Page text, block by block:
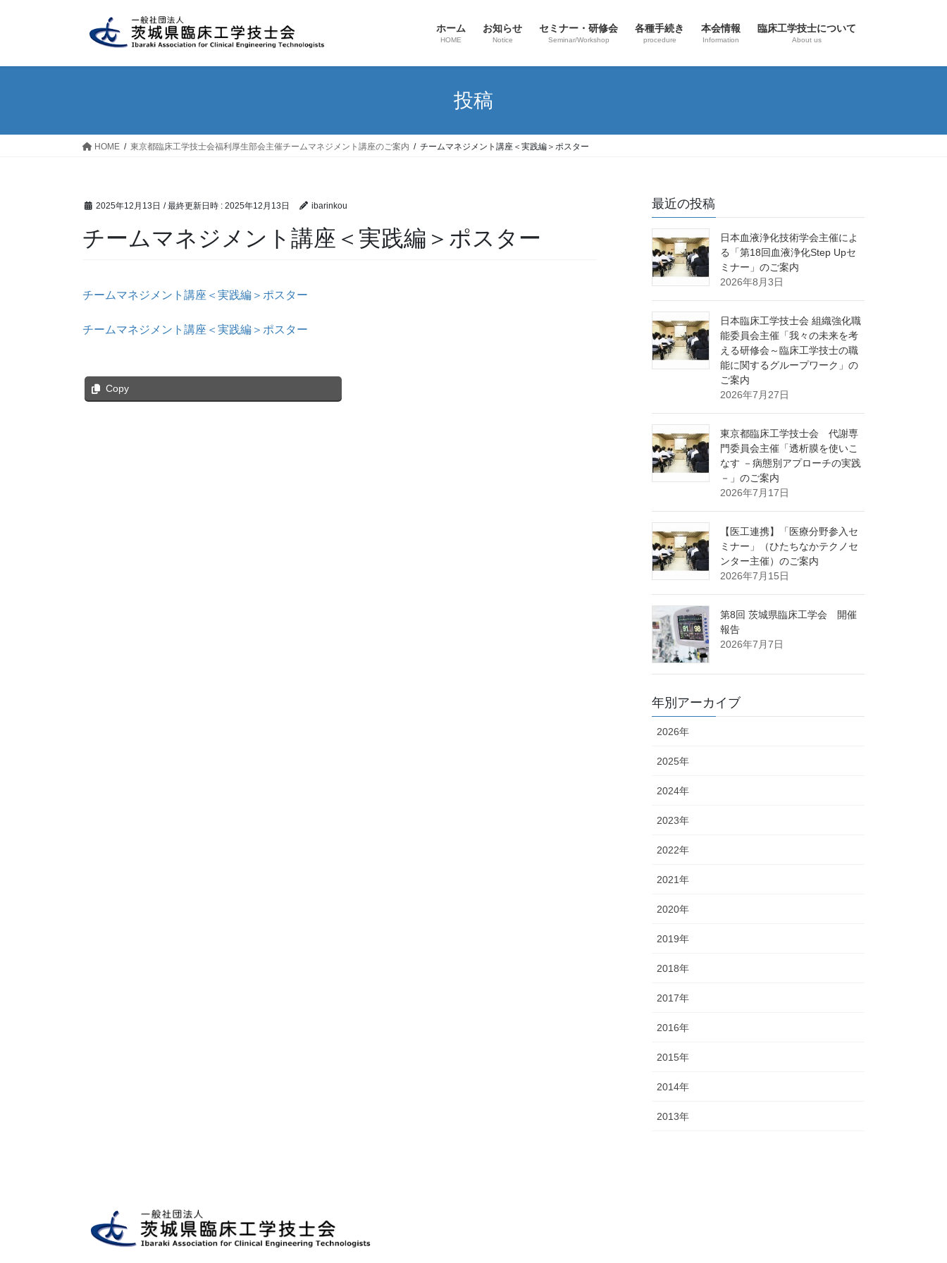
ホーム
HOME
お知らせ
Notice
セミナー・研修会
Seminar/Workshop
各種手続き
procedure
本会情報
Information
臨床工学技士について
About us
投稿
HOME 東京都臨床工学技士会福利厚生部会主催チームマネジメント講座のご案内 チームマネジメント講座＜実践編＞ポスター
2025年12月13日 / 最終更新日時 : 2025年12月13日 ibarinkou
チームマネジメント講座＜実践編＞ポスター
チームマネジメント講座＜実践編＞ポスター
チームマネジメント講座＜実践編＞ポスター
Copy
最近の投稿
日本血液浄化技術学会主催によ
る「第18回血液浄化Step Upセ
ミナー」のご案内
2026年8月3日
日本臨床工学技士会 組織強化職
能委員会主催「我々の未来を考
える研修会～臨床工学技士の職
能に関するグループワーク」の
ご案内
2026年7月27日
東京都臨床工学技士会 代謝専
門委員会主催「透析膜を使いこ
なす －病態別アプローチの実践
－」のご案内
2026年7月17日
【医工連携】「医療分野参入セ
ミナー」（ひたちなかテクノセ
ンター主催）のご案内
2026年7月15日
第8回 茨城県臨床工学会 開催
報告
2026年7月7日
年別アーカイブ
2026年
2025年
2024年
2023年
2022年
2021年
2020年
2019年
2018年
2017年
2016年
2015年
2014年
2013年